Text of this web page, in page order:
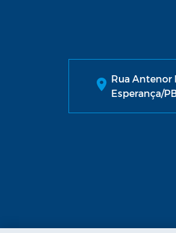
Rua Antenor
Esperança/